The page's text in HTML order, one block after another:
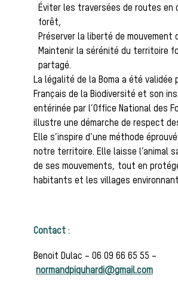
animal
Histoire
chasse à
Éviter les traversées de routes en
forêt,
Préserver la liberté de mouvement
Maintenir la sérénité du territoire
partagé.
La légalité de la Boma a été validée
Français de la Biodiversité et son
entérinée par l’Office National des
illustre une démarche de respect
Elle s’inspire d’une méthode
notre territoire. Elle laisse l’animal
de ses mouvements, tout en
habitants et les villages
Contact :
Benoit Dulac – 06 09 66 65 55 –
normandpiquhardi@gmail.com